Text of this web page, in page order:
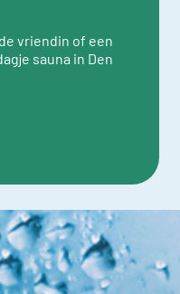
vriendin of een
sauna in Den